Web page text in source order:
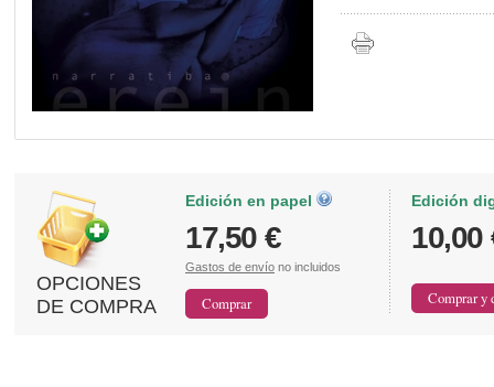
OPCIONES
DE COMPRA
Edición en papel
17,50 €
Gastos de envío no incluidos
Edición
10,00